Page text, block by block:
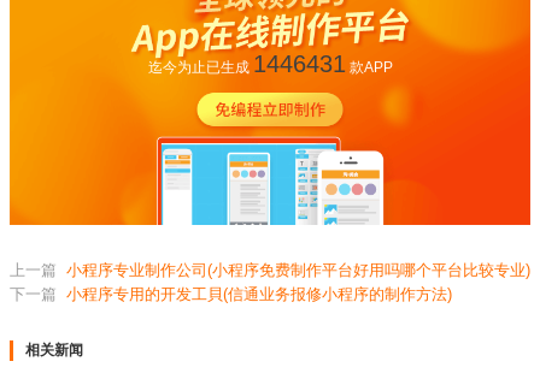
迄今为止已生成 1446431款APP
上一篇 小程序专业制作公司(小程序免费制作平台好用吗哪个平台比较专业)
下一篇 小程序专用的开发工貝(信通业务报修小程序的制作方法)
相关新闻